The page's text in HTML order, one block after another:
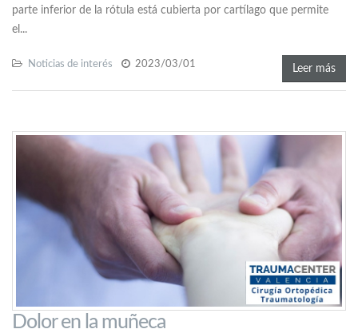
parte inferior de la rótula está cubierta por cartílago que permite
el...
Noticias de interés 2023/03/01 Leer más
Dolor en la muñeca